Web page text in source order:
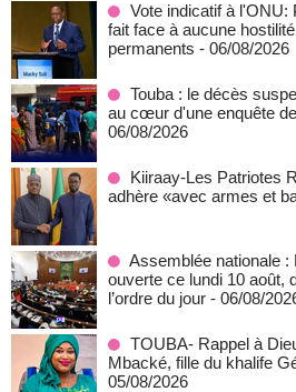
Vote indicatif à l'ONU:
fait face à aucune
permanents - 06/08/2026
Touba : le décès
au cœur d'une enquête
06/08/2026
Kiiraay-Les Patriotes
adhère «avec armes et
Assemblée nationale
ouverte ce lundi 10 août,
l’ordre du jour - 06/08/
TOUBA- Rappel à
Mbacké, fille du khalife
05/08/2026